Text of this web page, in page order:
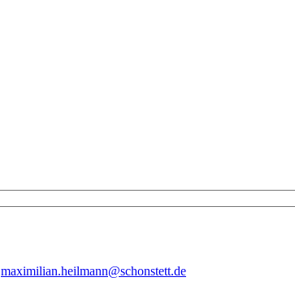
maximilian.heilmann@schonstett.de